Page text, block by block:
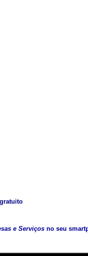
e Serviços no seu